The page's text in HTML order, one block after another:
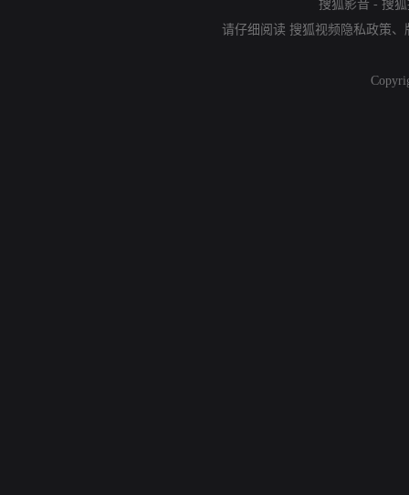
搜狐影音 - 搜
请仔细阅读 搜狐视频隐私政策、